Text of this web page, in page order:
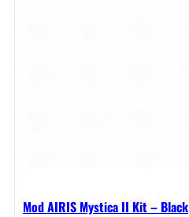
Mod AIRIS Mystica II Kit – Black